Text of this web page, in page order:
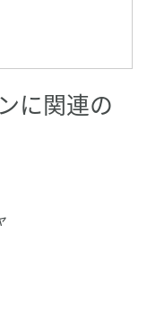
に関連の